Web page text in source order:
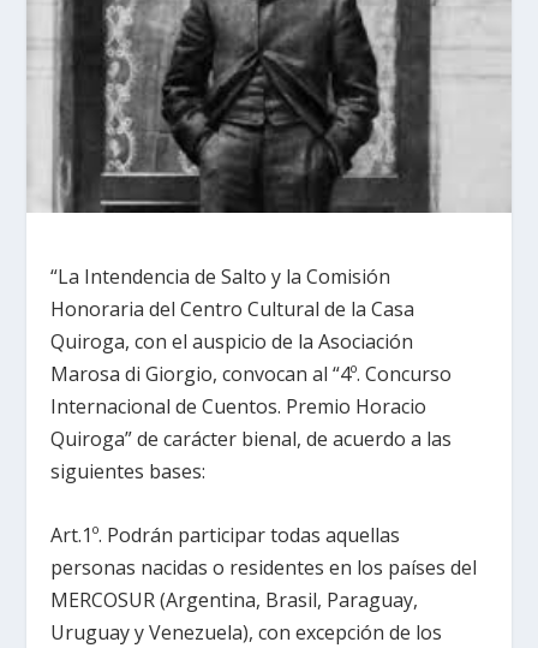
“La Intendencia de Salto y la Comisión
Honoraria del Centro Cultural de la Casa
Quiroga, con el auspicio de la Asociación
Marosa di Giorgio, convocan al “4º. Concurso
Internacional de Cuentos. Premio Horacio
Quiroga” de carácter bienal, de acuerdo a las
siguientes bases:
Art.1º. Podrán participar todas aquellas
personas nacidas o residentes en los países del
MERCOSUR (Argentina, Brasil, Paraguay,
Uruguay y Venezuela), con excepción de los